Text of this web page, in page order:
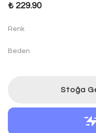
₺ 229.90
Renk
Beden
Stoğa